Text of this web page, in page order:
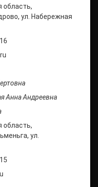
область,
ул. Набережная
Анна Андреевна
область,
ул.